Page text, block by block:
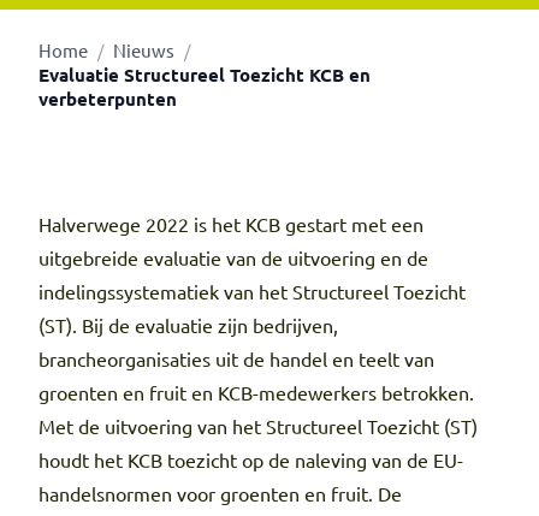
Home / Nieuws /
Evaluatie Structureel Toezicht KCB en
verbeterpunten
Halverwege 2022 is het KCB gestart met een
uitgebreide evaluatie van de uitvoering en de
indelingssystematiek van het Structureel Toezicht
(ST). Bij de evaluatie zijn bedrijven,
brancheorganisaties uit de handel en teelt van
groenten en fruit en KCB-medewerkers betrokken.
Met de uitvoering van het Structureel Toezicht (ST)
houdt het KCB toezicht op de naleving van de EU-
handelsnormen voor groenten en fruit. De